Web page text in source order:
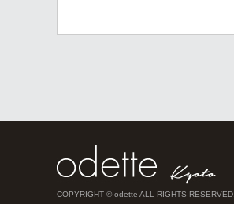
COPYRIGHT © odette ALL RIGHTS RESERVED.